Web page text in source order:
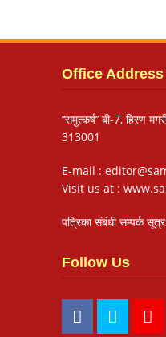
Office Address
‘‘समुत्कर्ष’’ बी-7, हिरण
313001
E-mail :
Visit us at :
पत्रिका संबंधी सम्पर्क
Follow Us